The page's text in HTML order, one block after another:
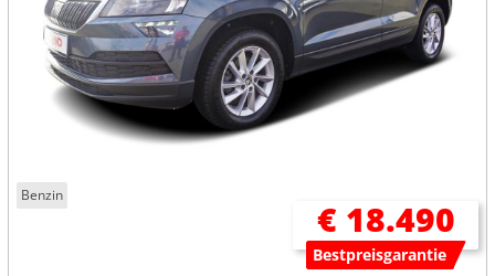
Benzin
€ 18.490
Bestpreisgarantie